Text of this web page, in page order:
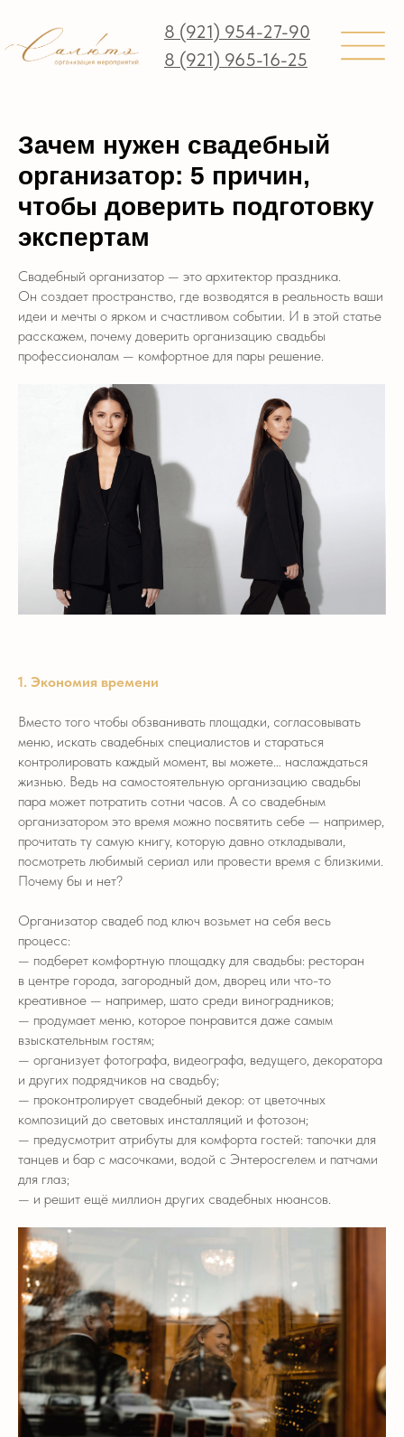
8 (921) 954-27-90
8 (921) 965-16-25
Зачем нужен свадебный
организатор: 5 причин,
чтобы доверить подготовку
экспертам
Свадебный организатор — это архитектор праздника.
Он создает пространство, где возводятся в реальность ваши
идеи и мечты о ярком и счастливом событии. И в этой статье
расскажем, почему доверить организацию свадьбы
профессионалам — комфортное для пары решение.
1. Экономия времени
Вместо того чтобы обзванивать площадки, согласовывать
меню, искать свадебных специалистов и стараться
контролировать каждый момент, вы можете… наслаждаться
жизнью. Ведь на самостоятельную организацию свадьбы
пара может потратить сотни часов. А со свадебным
организатором это время можно посвятить себе — например,
прочитать ту самую книгу, которую давно откладывали,
посмотреть любимый сериал или провести время с близкими.
Почему бы и нет?
Организатор свадеб под ключ возьмет на себя весь
процесс:
— подберет комфортную площадку для свадьбы: ресторан
в центре города, загородный дом, дворец или что-то
креативное — например, шато среди виноградников;
— продумает меню, которое понравится даже самым
взыскательным гостям;
— организует фотографа, видеографа, ведущего, декоратора
и других подрядчиков на свадьбу;
— проконтролирует свадебный декор: от цветочных
композиций до световых инсталляций и фотозон;
— предусмотрит атрибуты для комфорта гостей: тапочки для
танцев и бар с масочками, водой с Энтеросгелем и патчами
для глаз;
— и решит ещё миллион других свадебных нюансов.